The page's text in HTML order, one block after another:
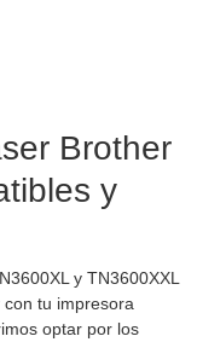
Brother
y
y TN3600XXL
tu impresora
optar por los